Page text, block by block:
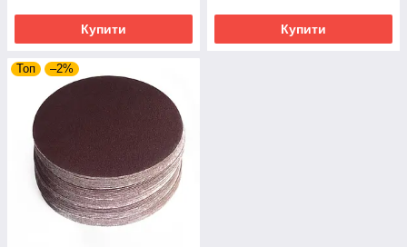
Купити Купити
Топ –2%